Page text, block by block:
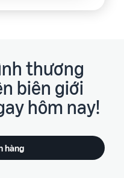
thương
biên giới
hôm nay!
hàng